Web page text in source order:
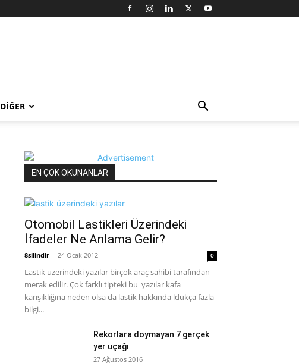
DİĞER
EN ÇOK OKUNANLAR
Otomobil Lastikleri Üzerindeki
İfadeler Ne Anlama Gelir?
8silindir - 24 Ocak 2012 0
Lastik üzerindeki yazılar birçok araç sahibi tarafından
merak edilir. Çok farklı tipteki bu yazılar kafa
karışıklığına neden olsa da lastik hakkında ldukça fazla
bilgi...
Rekorlara doymayan 7 gerçek
yer uçağı
27 Ağustos 2016